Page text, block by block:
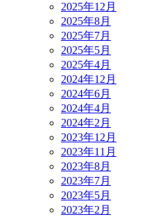
2025年12月
2025年8月
2025年7月
2025年5月
2025年4月
2024年12月
2024年6月
2024年4月
2024年2月
2023年12月
2023年11月
2023年8月
2023年7月
2023年5月
2023年2月